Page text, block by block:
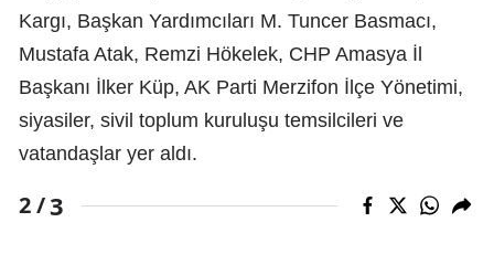
Kargı, Başkan Yardımcıları M. Tuncer Basmacı,
Mustafa Atak, Remzi Hökelek, CHP Amasya İl
Başkanı İlker Küp, AK Parti Merzifon İlçe Yönetimi,
siyasiler, sivil toplum kuruluşu temsilcileri ve
vatandaşlar yer aldı.
2 /3